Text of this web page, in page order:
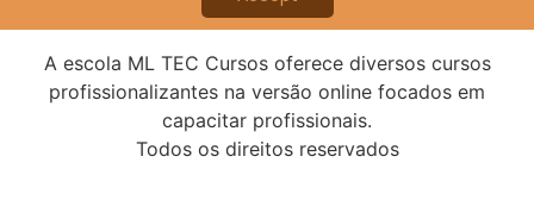
A escola ML TEC Cursos oferece diversos cursos
profissionalizantes na versão online focados em
capacitar profissionais.
Todos os direitos reservados